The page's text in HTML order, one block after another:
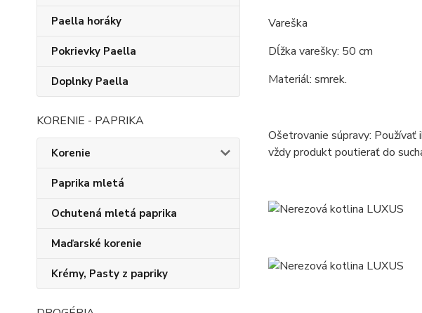
Paella horáky
Pokrievky Paella
Doplnky Paella
KORENIE - PAPRIKA
Korenie
Paprika mletá
Ochutená mletá paprika
Maďarské korenie
Krémy, Pasty z papriky
Vareška
Dĺžka varešky: 50 cm
Materiál: smrek.
Ošetrovanie súpravy:
vždy produkt poutierať do